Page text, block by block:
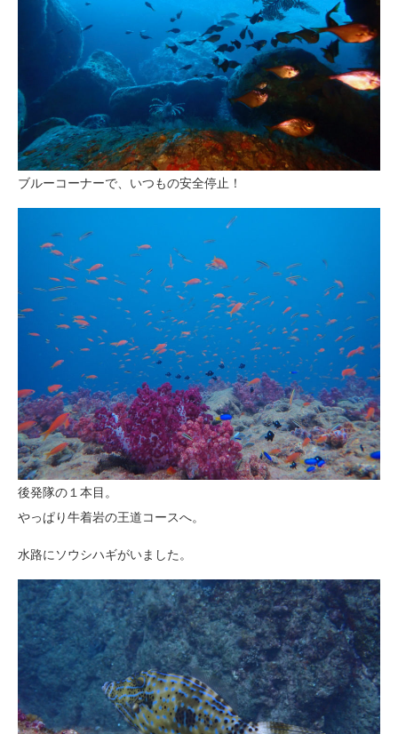
ブルーコーナーで、いつもの安全停止！
後発隊の１本目。
やっぱり牛着岩の王道コースへ。
水路にソウシハギがいました。